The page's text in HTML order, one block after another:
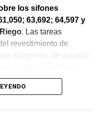
los sifones
63,692; 64,597 y
. Las tareas
revestimiento de
márgenes, de acuerdo
losas deterioradas, la
revestimiento de